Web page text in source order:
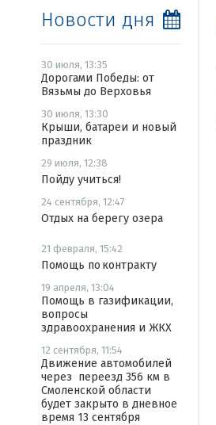
Новости дня
30 июля, 13:35
Дорогами Победы: от
Вязьмы до Верховья
30 июля, 13:30
Крыши, батареи и новый
праздник
29 июля, 12:38
Пойду учиться!
24 сентября, 12:47
Отдых на берегу озера
21 февраля, 15:42
Помощь по контракту
19 апреля, 13:04
Помощь в газификации,
вопросы
здравоохранения и ЖКХ
12 сентября, 11:54
Движение автомобилей
через переезд 356 км в
Смоленской области
будет закрыто в дневное
время 13 сентября